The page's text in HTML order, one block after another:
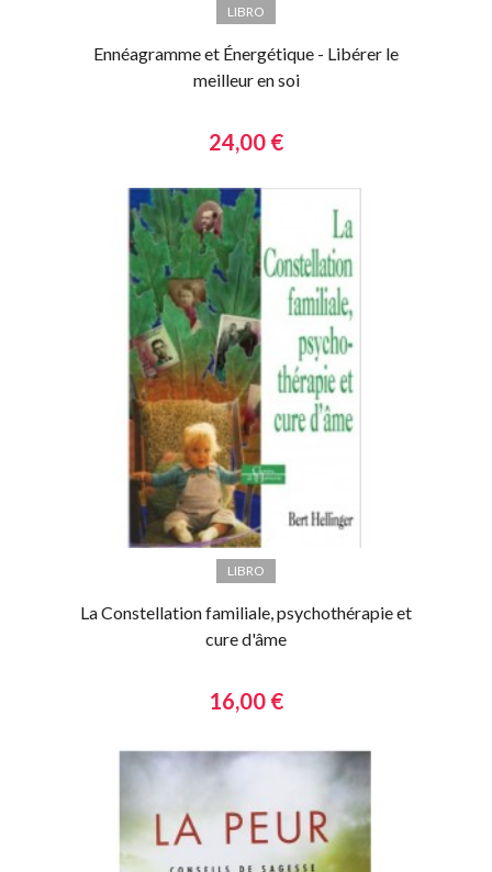
LIBRO
Ennéagramme et Énergétique - Libérer le
meilleur en soi
24,00 €
LIBRO
La Constellation familiale, psychothérapie et
cure d'âme
16,00 €